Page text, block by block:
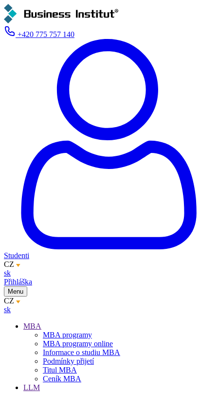
+420 775 757 140
Studenti
CZ
sk
Přihláška
Menu
CZ
sk
MBA
MBA programy
MBA programy online
Informace o studiu MBA
Podmínky přijetí
Titul MBA
Ceník MBA
LLM